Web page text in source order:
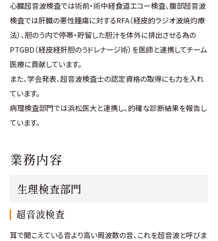
心臓超音波検査では術前・術中経食道エコー検査、腹部超音波
検査では肝臓の悪性腫瘍に対するRFA（経皮的ラジオ波焼灼療
法）、胆のう内で停帯・貯留した胆汁を体外に排出させる為の
PTGBD（経皮経肝胆のうドレナージ術）を医師と連携してチーム
医療に貢献しています。
また、学会発表、超音波検査士の認定資格の取得にも力を入れ
ています。
病理検査部門では浜松医大と連携し、的確な診断結果を報告し
ています。
業務内容
生理検査部門
超音波検査
耳で聞こえている音より高い周波数の音、これを超音波と呼びま